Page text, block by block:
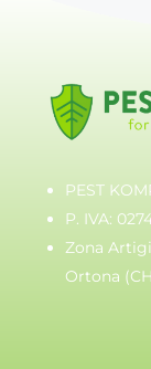
PEST
P. IVA:
Zona
Ortona